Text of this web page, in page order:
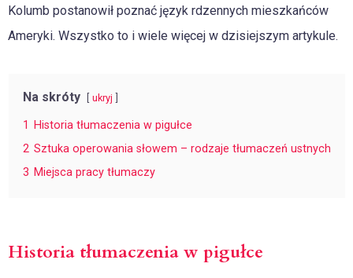
Kolumb postanowił poznać język rdzennych mieszkańców
Ameryki. Wszystko to i wiele więcej w dzisiejszym artykule.
Na skróty ukryj
1
Historia tłumaczenia w pigułce
2 Sztuka operowania słowem – rodzaje tłumaczeń ustnych
3 Miejsca pracy tłumaczy
Historia tłumaczenia w pigułce